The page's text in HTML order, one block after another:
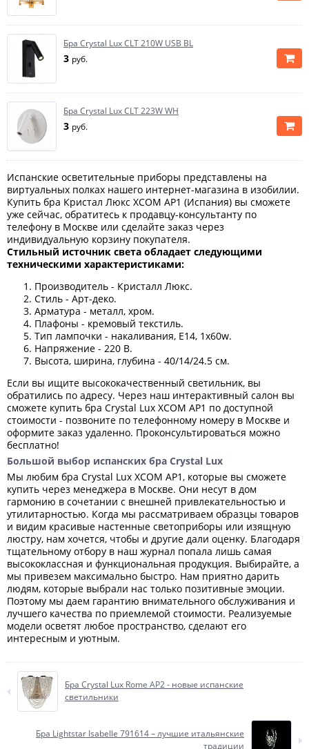
Бра Crystal Lux CLT 210W USB BL
3 руб.
Бра Crystal Lux CLT 223W WH
3 руб.
Испанские осветительные приборы представлены на
виртуальных полках нашего интернет-магазина в изобилии.
Купить бра Кристал Люкс XCOM AP1 (Испания) вы сможете
уже сейчас, обратитесь к продавцу-консультанту по
телефону в Москве или сделайте заказ через
индивидуальную корзину покупателя.
Стильный источник света обладает следующими
техническими характеристиками:
Производитель - Кристалл Люкс.
Стиль - Арт-деко.
Арматура - металл, хром.
Плафоны - кремовый текстиль.
Тип лампочки - накаливания, Е14, 1х60w.
Напряжение - 220 В.
Высота, ширина, глубина - 40/14/24.5 см.
Если вы ищите высококачественный светильник, вы
обратились по адресу. Через наш интерактивный салон вы
сможете купить бра Crystal Lux XCOM AP1 по доступной
стоимости - позвоните по телефонному номеру в Москве и
оформите заказ удаленно. Проконсультироваться можно
бесплатно!
Большой выбор испанских бра Crystal Lux
Мы любим бра Crystal Lux XCOM AP1, которые вы сможете
купить через менеджера в Москве. Они несут в дом
гармонию в сочетании с внешней привлекательностью и
утилитарностью. Когда мы рассматриваем образцы товаров
и видим красивые настенные светоприборы или изящную
люстру, нам хочется, чтобы и другие дали оценку. Благодаря
тщательному отбору в наш журнал попала лишь самая
высококлассная и функциональная продукция. Выбирайте, а
мы привезем максимально быстро. Нам приятно дарить
людям, которые выбрали нас только позитивные эмоции.
Поэтому мы даем гарантию внимательного обслуживания и
лучшего качества по приемлемой стоимости. Реализуемые
модели осветят любое пространство, сделают его
интересным и уютным.
Бра Crystal Lux Rome AP2 - новые испанские
светильники
Бра Lightstar Isabelle 791614 – лучшие итальянские
традиции